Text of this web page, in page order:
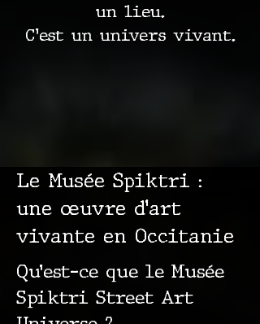
un lieu.
C’est un univers vivant.
Le Musée Spiktri :
une œuvre d’art
vivante en Occitanie
Qu’est-ce que le Musée
Spiktri Street Art